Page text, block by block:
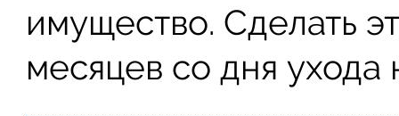
имущество. Сделать
месяцев со дня ухода